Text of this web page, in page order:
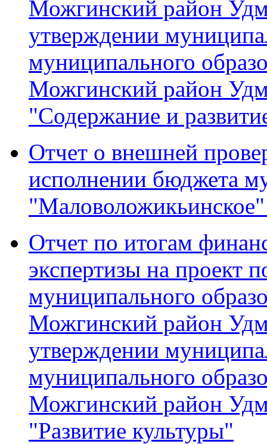
Можгинский район
утверждении
муниципального
Можгинский район
"Содержание и
Отчет о внешней
исполнении бюджета
"Маловоложикьинское"
Отчет по итогам
экспертизы на проект
муниципального
Можгинский район
утверждении
муниципального
Можгинский район
"Развитие культуры"